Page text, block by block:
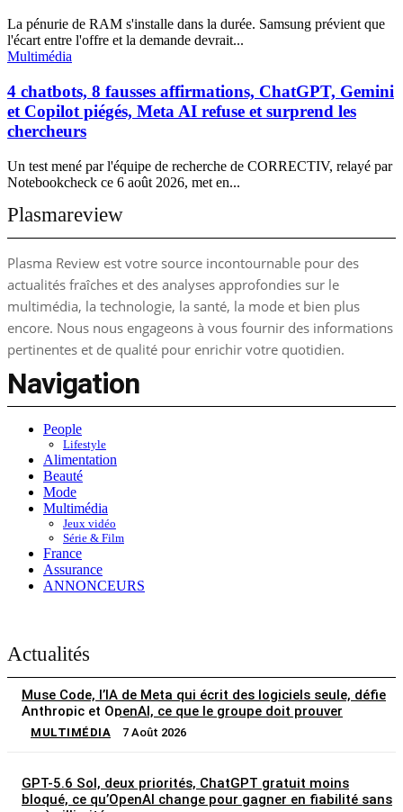
La pénurie de RAM s'installe dans la durée. Samsung prévient que
l'écart entre l'offre et la demande devrait...
Multimédia
4 chatbots, 8 fausses affirmations, ChatGPT, Gemini
et Copilot piégés, Meta AI refuse et surprend les
chercheurs
Un test mené par l'équipe de recherche de CORRECTIV, relayé par
Notebookcheck ce 6 août 2026, met en...
Plasmareview
Plasma Review est votre source incontournable pour des
actualités fraîches et des analyses approfondies sur le
multimédia, la technologie, la santé, la mode et bien plus
encore. Nous nous engageons à vous fournir des informations
pertinentes et de qualité pour enrichir votre quotidien.
Navigation
People
Lifestyle
Alimentation
Beauté
Mode
Multimédia
Jeux vidéo
Série & Film
France
Assurance
ANNONCEURS
Actualités
Muse Code, l’IA de Meta qui écrit des logiciels seule, défie
Anthropic et OpenAI, ce que le groupe doit prouver
MULTIMÉDIA 7 Août 2026
GPT-5.6 Sol, deux priorités, ChatGPT gratuit moins
bloqué, ce qu’OpenAI change pour gagner en fiabilité sans